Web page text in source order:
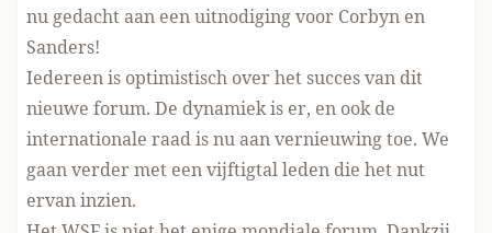
nu gedacht aan een uitnodiging voor Corbyn en
Sanders!
Iedereen is optimistisch over het succes van dit
nieuwe forum. De dynamiek is er, en ook de
internationale raad is nu aan vernieuwing toe. We
gaan verder met een vijftigtal leden die het nut
ervan inzien.